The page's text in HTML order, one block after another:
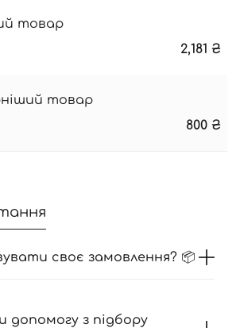
товар
2,181 ₴
товар
800 ₴
своє замовлення? 📦
з підбору